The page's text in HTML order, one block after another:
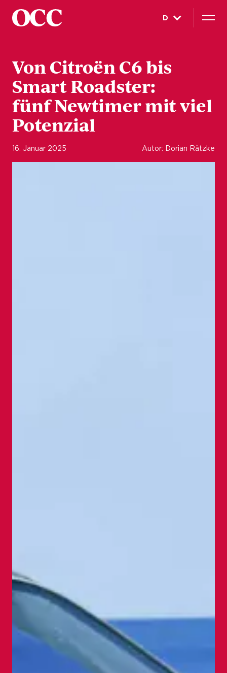
D
Von Citroën C6 bis
Smart Roadster:
fünf Newtimer mit viel
Potenzial
16. Januar 2025 Autor: Dorian Rätzke